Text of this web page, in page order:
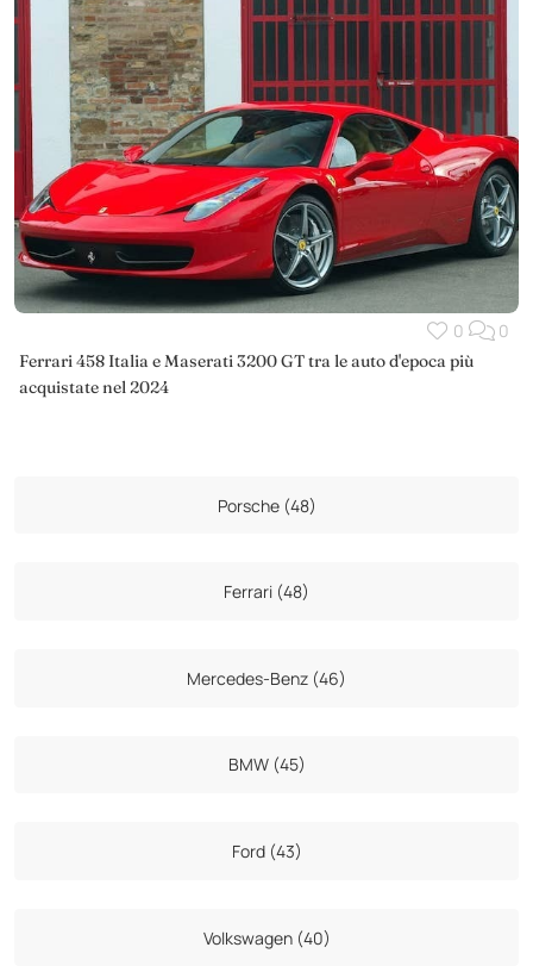
0 0
Ferrari 458 Italia e Maserati 3200 GT tra le auto d'epoca più
acquistate nel 2024
Porsche (48)
Ferrari (48)
Mercedes-Benz (46)
BMW (45)
Ford (43)
Volkswagen (40)